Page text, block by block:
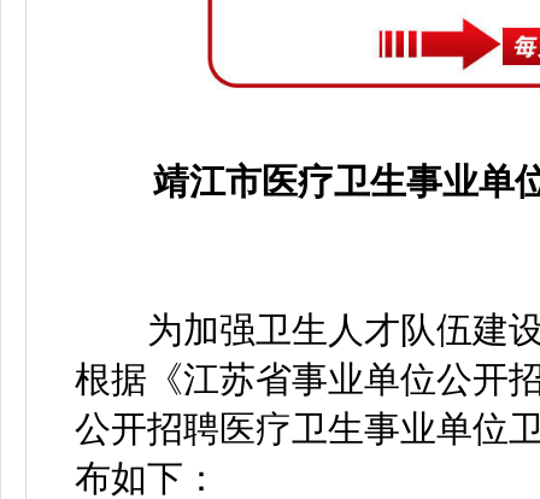
靖江市医疗卫生事业单
为加强卫生人才队伍建设
根据《江苏省事业单位公开
公开招聘医疗卫生事业单位
布如下：